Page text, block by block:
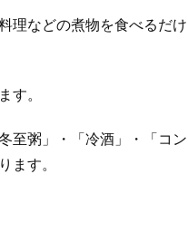
理などの煮物を食べるだけ
す。
至粥」・「冷酒」・「コン
ます。